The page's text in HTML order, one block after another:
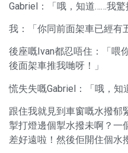
Gabriel：「哦，知道……我驚
我：「你同前面架車已經有
後座嘅Ivan都忍唔住：「喂
後面架車推我哋呀！」
慌失失嘅Gabriel：「哦，知
跟住我就見到車窗嘅水撥郁
掣打燈邊個掣水撥未啊？一
差好遠啦！然後佢開住個水